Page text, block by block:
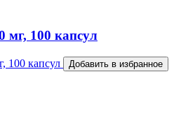
мг, 100 капсул
Добавить в избранное